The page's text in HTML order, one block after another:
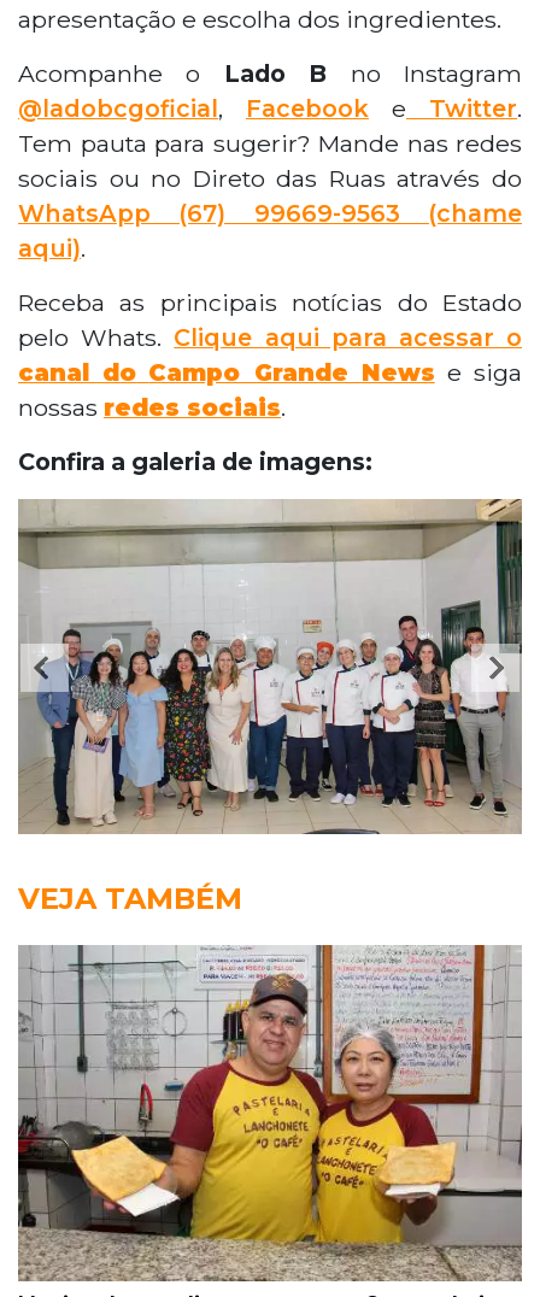
apresentação e escolha dos ingredientes.
Acompanhe o Lado B no Instagram
@ladobcgoficial, Facebook e Twitter.
Tem pauta para sugerir? Mande nas redes
sociais ou no Direto das Ruas através do
WhatsApp (67) 99669-9563 (chame
aqui).
Receba as principais notícias do Estado
pelo Whats. Clique aqui para acessar o
canal do Campo Grande News e siga
nossas redes sociais.
Confira a galeria de imagens:
VEJA TAMBÉM